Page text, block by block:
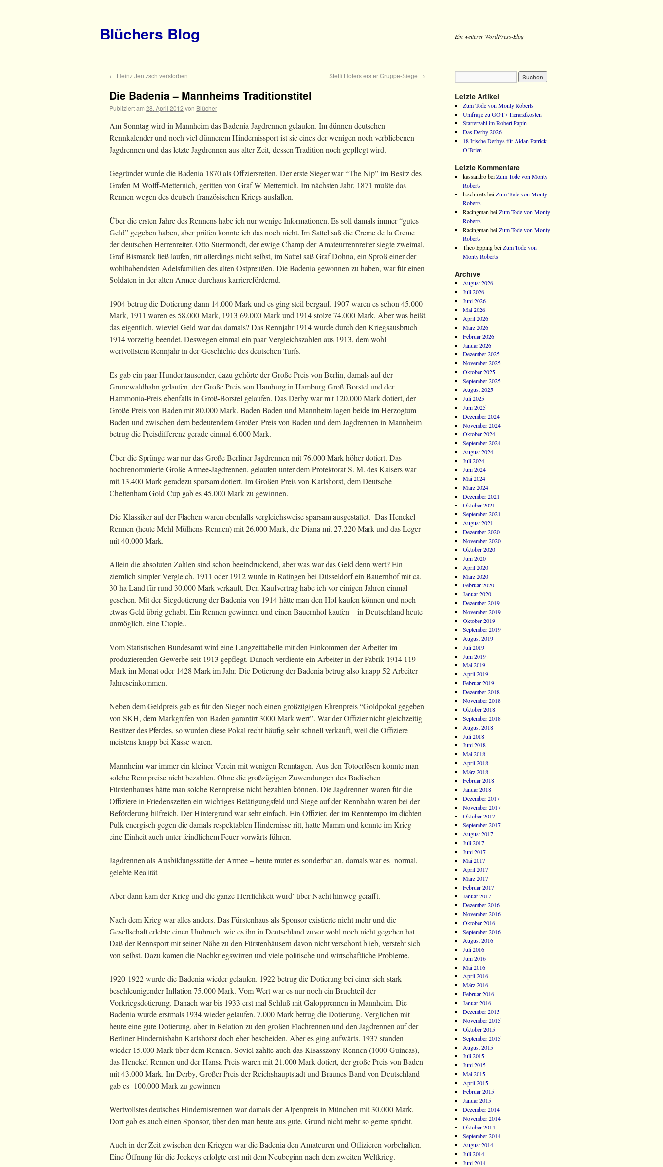
Blüchers Blog Ein weiterer WordPress-Blog
← Heinz Jentzsch verstorben Steffi Hofers erster Gruppe-Siege →
Die Badenia – Mannheims Traditionstitel
Publiziert am 28. April 2012 von Blücher
Am Sonntag wird in Mannheim das Badenia-Jagdrennen gelaufen. Im dünnen deutschen
Rennkalender und noch viel dünnerem Hindernissport ist sie eines der wenigen noch verbliebenen
Jagdrennen und das letzte Jagdrennen aus alter Zeit, dessen Tradition noch gepflegt wird.
Gegründet wurde die Badenia 1870 als Offziersreiten. Der erste Sieger war “The Nip” im Besitz des
Grafen M Wolff-Metternich, geritten von Graf W Metternich. Im nächsten Jahr, 1871 mußte das
Rennen wegen des deutsch-französischen Kriegs ausfallen.
Über die ersten Jahre des Rennens habe ich nur wenige Informationen. Es soll damals immer “gutes
Geld” gegeben haben, aber prüfen konnte ich das noch nicht. Im Sattel saß die Creme de la Creme
der deutschen Herrenreiter. Otto Suermondt, der ewige Champ der Amateurrennreiter siegte zweimal,
Graf Bismarck ließ laufen, ritt allerdings nicht selbst, im Sattel saß Graf Dohna, ein Sproß einer der
wohlhabendsten Adelsfamilien des alten Ostpreußen. Die Badenia gewonnen zu haben, war für einen
Soldaten in der alten Armee durchaus karrierefördernd.
1904 betrug die Dotierung dann 14.000 Mark und es ging steil bergauf. 1907 waren es schon 45.000
Mark, 1911 waren es 58.000 Mark, 1913 69.000 Mark und 1914 stolze 74.000 Mark. Aber was heißt
das eigentlich, wieviel Geld war das damals? Das Rennjahr 1914 wurde durch den Kriegsausbruch
1914 vorzeitig beendet. Deswegen einmal ein paar Vergleichszahlen aus 1913, dem wohl
wertvollstem Rennjahr in der Geschichte des deutschen Turfs.
Es gab ein paar Hunderttausender, dazu gehörte der Große Preis von Berlin, damals auf der
Grunewaldbahn gelaufen, der Große Preis von Hamburg in Hamburg-Groß-Borstel und der
Hammonia-Preis ebenfalls in Groß-Borstel gelaufen. Das Derby war mit 120.000 Mark dotiert, der
Große Preis von Baden mit 80.000 Mark. Baden Baden und Mannheim lagen beide im Herzogtum
Baden und zwischen dem bedeutendem Großen Preis von Baden und dem Jagdrennen in Mannheim
betrug die Preisdifferenz gerade einmal 6.000 Mark.
Über die Sprünge war nur das Große Berliner Jagdrennen mit 76.000 Mark höher dotiert. Das
hochrenommierte Große Armee-Jagdrennen, gelaufen unter dem Protektorat S. M. des Kaisers war
mit 13.400 Mark geradezu sparsam dotiert. Im Großen Preis von Karlshorst, dem Deutsche
Cheltenham Gold Cup gab es 45.000 Mark zu gewinnen.
Die Klassiker auf der Flachen waren ebenfalls vergleichsweise sparsam ausgestattet. Das Henckel-
Rennen (heute Mehl-Mülhens-Rennen) mit 26.000 Mark, die Diana mit 27.220 Mark und das Leger
mit 40.000 Mark.
Allein die absoluten Zahlen sind schon beeindruckend, aber was war das Geld denn wert? Ein
ziemlich simpler Vergleich. 1911 oder 1912 wurde in Ratingen bei Düsseldorf ein Bauernhof mit ca.
30 ha Land für rund 30.000 Mark verkauft. Den Kaufvertrag habe ich vor einigen Jahren einmal
gesehen. Mit der Siegdotierung der Badenia von 1914 hätte man den Hof kaufen können und noch
etwas Geld übrig gehabt. Ein Rennen gewinnen und einen Bauernhof kaufen – in Deutschland heute
unmöglich, eine Utopie..
Vom Statistischen Bundesamt wird eine Langzeittabelle mit den Einkommen der Arbeiter im
produzierenden Gewerbe seit 1913 gepflegt. Danach verdiente ein Arbeiter in der Fabrik 1914 119
Mark im Monat oder 1428 Mark im Jahr. Die Dotierung der Badenia betrug also knapp 52 Arbeiter-
Jahreseinkommen.
Neben dem Geldpreis gab es für den Sieger noch einen großzügigen Ehrenpreis “Goldpokal gegeben
von SKH, dem Markgrafen von Baden garantirt 3000 Mark wert”. War der Offizier nicht gleichzeitig
Besitzer des Pferdes, so wurden diese Pokal recht häufig sehr schnell verkauft, weil die Offiziere
meistens knapp bei Kasse waren.
Mannheim war immer ein kleiner Verein mit wenigen Renntagen. Aus den Totoerlösen konnte man
solche Rennpreise nicht bezahlen. Ohne die großzügigen Zuwendungen des Badischen
Fürstenhauses hätte man solche Rennpreise nicht bezahlen können. Die Jagdrennen waren für die
Offiziere in Friedenszeiten ein wichtiges Betätigungsfeld und Siege auf der Rennbahn waren bei der
Beförderung hilfreich. Der Hintergrund war sehr einfach. Ein Offizier, der im Renntempo im dichten
Pulk energisch gegen die damals respektablen Hindernisse ritt, hatte Mumm und konnte im Krieg
eine Einheit auch unter feindlichem Feuer vorwärts führen.
Jagdrennen als Ausbildungsstätte der Armee – heute mutet es sonderbar an, damals war es normal,
gelebte Realität
Aber dann kam der Krieg und die ganze Herrlichkeit wurd’ über Nacht hinweg gerafft.
Nach dem Krieg war alles anders. Das Fürstenhaus als Sponsor existierte nicht mehr und die
Gesellschaft erlebte einen Umbruch, wie es ihn in Deutschland zuvor wohl noch nicht gegeben hat.
Daß der Rennsport mit seiner Nähe zu den Fürstenhäusern davon nicht verschont blieb, versteht sich
von selbst. Dazu kamen die Nachkriegswirren und viele politische und wirtschaftliche Probleme.
1920-1922 wurde die Badenia wieder gelaufen. 1922 betrug die Dotierung bei einer sich stark
beschleunigender Inflation 75.000 Mark. Vom Wert war es nur noch ein Bruchteil der
Vorkriegsdotierung. Danach war bis 1933 erst mal Schluß mit Galopprennen in Mannheim. Die
Badenia wurde erstmals 1934 wieder gelaufen. 7.000 Mark betrug die Dotierung. Verglichen mit
heute eine gute Dotierung, aber in Relation zu den großen Flachrennen und den Jagdrennen auf der
Berliner Hindernisbahn Karlshorst doch eher bescheiden. Aber es ging aufwärts. 1937 standen
wieder 15.000 Mark über dem Rennen. Soviel zahlte auch das Kisasszony-Rennen (1000 Guineas),
das Henckel-Rennen und der Hansa-Preis waren mit 21.000 Mark dotiert, der große Preis von Baden
mit 43.000 Mark. Im Derby, Großer Preis der Reichshauptstadt und Braunes Band von Deutschland
gab es 100.000 Mark zu gewinnen.
Wertvollstes deutsches Hindernisrennen war damals der Alpenpreis in München mit 30.000 Mark.
Dort gab es auch einen Sponsor, über den man heute aus gute, Grund nicht mehr so gerne spricht.
Auch in der Zeit zwischen den Kriegen war die Badenia den Amateuren und Offizieren vorbehalten.
Eine Öffnung für die Jockeys erfolgte erst mit dem Neubeginn nach dem zweiten Weltkrieg.
Letzte Artikel
Zum Tode von Monty Roberts
Umfrage zu GOT / Tierarztkosten
Starterzahl im Robert Papin
Das Derby 2026
18 Irische Derbys für Aidan Patrick
O’Brien
Letzte Kommentare
kassandro beiZum Tode von Monty
Roberts
h.schmelz beiZum Tode von Monty
Roberts
Racingman beiZum Tode von Monty
Roberts
Racingman beiZum Tode von Monty
Roberts
Theo Epping beiZum Tode von
Monty Roberts
Archive
August 2026
Juli 2026
Juni 2026
Mai 2026
April 2026
März 2026
Februar 2026
Januar 2026
Dezember 2025
November 2025
Oktober 2025
September 2025
August 2025
Juli 2025
Juni 2025
Dezember 2024
November 2024
Oktober 2024
September 2024
August 2024
Juli 2024
Juni 2024
Mai 2024
März 2024
Dezember 2021
Oktober 2021
September 2021
August 2021
Dezember 2020
November 2020
Oktober 2020
Juni 2020
April 2020
März 2020
Februar 2020
Januar 2020
Dezember 2019
November 2019
Oktober 2019
September 2019
August 2019
Juli 2019
Juni 2019
Mai 2019
April 2019
Februar 2019
Dezember 2018
November 2018
Oktober 2018
September 2018
August 2018
Juli 2018
Juni 2018
Mai 2018
April 2018
März 2018
Februar 2018
Januar 2018
Dezember 2017
November 2017
Oktober 2017
September 2017
August 2017
Juli 2017
Juni 2017
Mai 2017
April 2017
März 2017
Februar 2017
Januar 2017
Dezember 2016
November 2016
Oktober 2016
September 2016
August 2016
Juli 2016
Juni 2016
Mai 2016
April 2016
März 2016
Februar 2016
Januar 2016
Dezember 2015
November 2015
Oktober 2015
September 2015
August 2015
Juli 2015
Juni 2015
Mai 2015
April 2015
Februar 2015
Januar 2015
Dezember 2014
November 2014
Oktober 2014
September 2014
August 2014
Juli 2014
Juni 2014